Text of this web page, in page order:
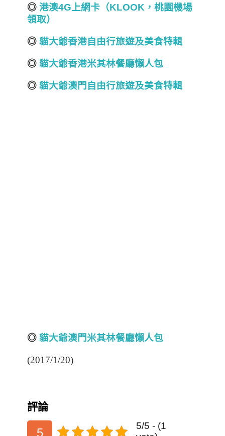
◎ 港澳4G上網卡（KLOOK ，桃園機場
領取）
◎ 貓大爺香港自由行旅遊及美食特輯
◎ 貓大爺香港米其林餐廳懶人包
◎ 貓大爺澳門自由行旅遊及美食特輯
◎ 貓大爺澳門米其林餐廳懶人包
(2017/1/20)
評論
5
5/5 - (1